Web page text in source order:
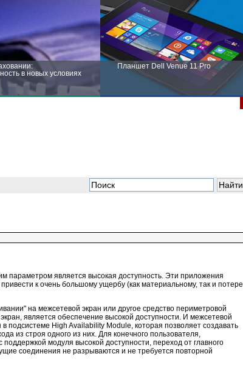
в новых условиях
Планшет Dell Venue 11 Pro
параметром является высокая доступность. Эти приложения
к очень большому ущербу (как материальному, так и потере
на межсетевой экран или другое средство периметровой
является обеспечение высокой доступности. И межсетевой
подсистеме High Availability Module, которая позволяет создавать
из строя одного из них. Для конечного пользователя,
модуля высокой доступности, переход от главного
соединения не разрываются и не требуется повторной